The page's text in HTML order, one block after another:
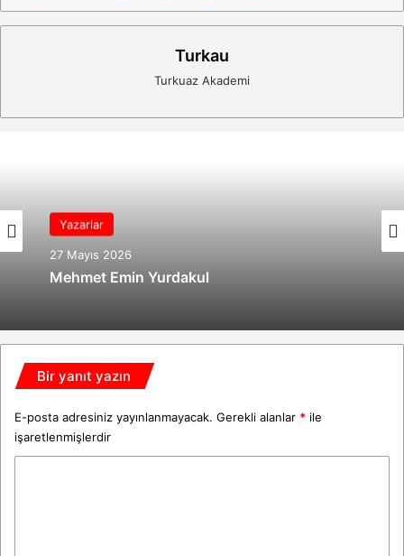
Turkau
Turkuaz Akademi
Yazarlar
27 Mayıs 2026
Mehmet Emin Yurdakul
Bir yanıt yazın
E-posta adresiniz yayınlanmayacak. Gerekli alanlar * ile
işaretlenmişlerdir